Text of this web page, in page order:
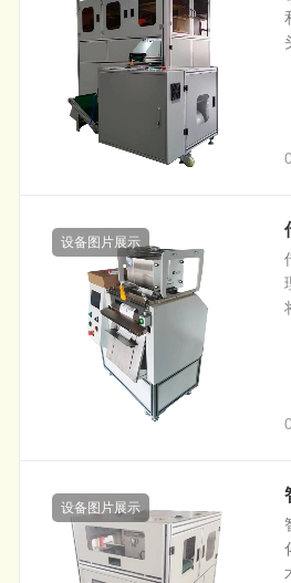
设备图片展示
设备图片展示